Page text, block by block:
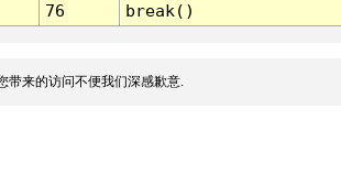
76 break()
带来的访问不便我们深感歉意.